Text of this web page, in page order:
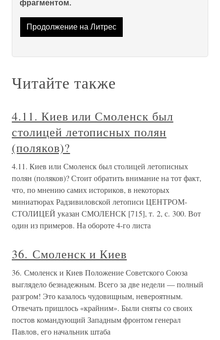
фрагментом.
Продолжение на Литрес
Читайте также
4.11. Киев или Смоленск был
столицей летописных полян
(поляков)?
4.11. Киев или Смоленск был столицей летописных
полян (поляков)? Стоит обратить внимание на тот факт,
что, по мнению самих историков, в некоторых
миниатюрах Радзивиловской летописи ЦЕНТРОМ-
СТОЛИЦЕЙ указан СМОЛЕНСК [715], т. 2, с. 300. Вот
один из примеров. На обороте 4-го листа
36. Смоленск и Киев
36. Смоленск и Киев Положение Советского Союза
выглядело безнадежным. Всего за две недели — полный
разгром! Это казалось чудовищным, невероятным.
Отвечать пришлось «крайним». Были сняты со своих
постов командующий Западным фронтом генерал
Павлов, его начальник штаба